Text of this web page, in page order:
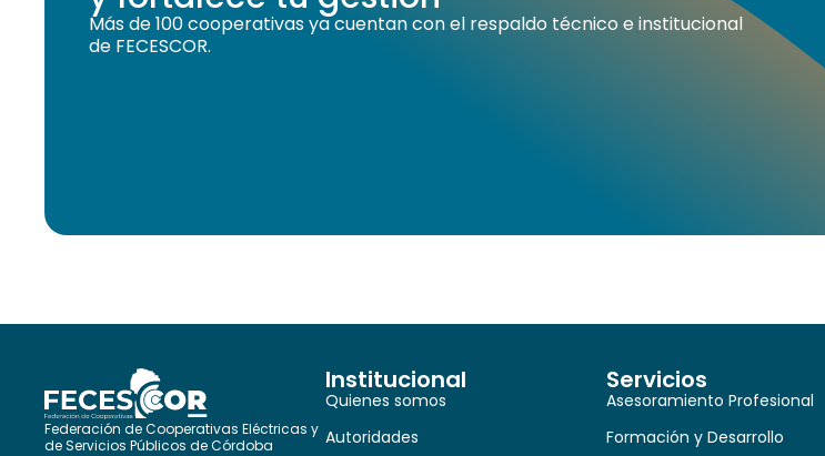
Más de 100 cooperativas ya cuentan con el respaldo técnico e institucional
de FECESCOR.
Federación de Cooperativas Eléctricas y
de Servicios Públicos de Córdoba
Institucional
Quienes somos
Autoridades
Servicios
Asesoramiento Profesional
Formación y Desarrollo